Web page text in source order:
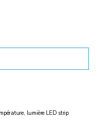
lumière LED strip